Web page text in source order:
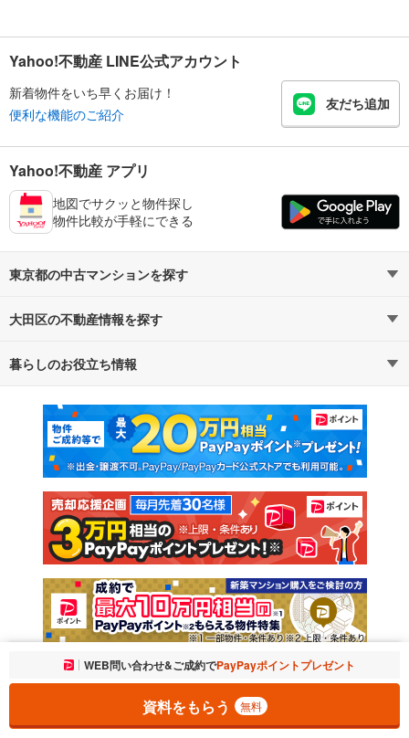
お気に入りに追加しました。 一覧を開く
WEB問い合わせ&ご成約でPayPayポイントプレゼント
資料をもらう 無料
Yahoo!不動産 LINE公式アカウント
新着物件をいち早くお届け！
便利な機能のご紹介
友だち追加
Yahoo!不動産 アプリ
地図でサクッと物件探し
物件比較が手軽にできる
東京都の中古マンションを探す
路線・駅から探す
通勤・通学時間から探す
大田区の不動産情報を探す
不動産・住宅
新築マンション 中古マンション
新築一戸建て 中古一戸建て
注文住宅 土地
売却査定
暮らしのお役立ち情報
マンションカタログ 教えて！住まいの先生